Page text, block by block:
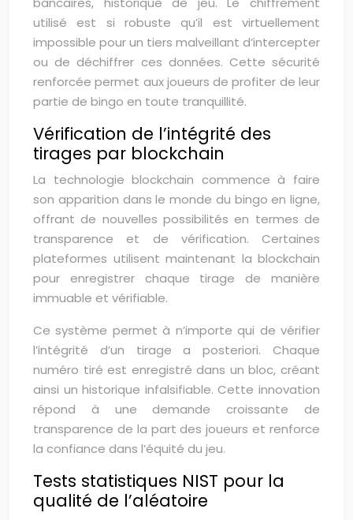
utilisé est si robuste qu’il est virtuellement
impossible pour un tiers malveillant d’intercepter
ou de déchiffrer ces données. Cette sécurité
renforcée permet aux joueurs de profiter de leur
partie de bingo en toute tranquillité.
Vérification de l’intégrité des
tirages par blockchain
La technologie blockchain commence à faire
son apparition dans le monde du bingo en ligne,
offrant de nouvelles possibilités en termes de
transparence et de vérification. Certaines
plateformes utilisent maintenant la blockchain
pour enregistrer chaque tirage de manière
immuable et vérifiable.
Ce système permet à n’importe qui de vérifier
l’intégrité d’un tirage a posteriori. Chaque
numéro tiré est enregistré dans un bloc, créant
ainsi un historique infalsifiable. Cette innovation
répond à une demande croissante de
transparence de la part des joueurs et renforce
la confiance dans l’équité du jeu.
Tests statistiques NIST pour la
qualité de l’aléatoire